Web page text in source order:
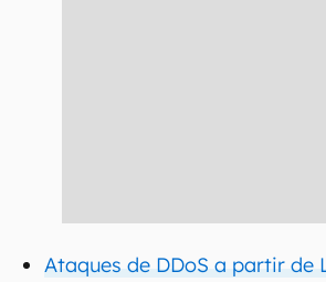
Ataques de DDoS a partir de